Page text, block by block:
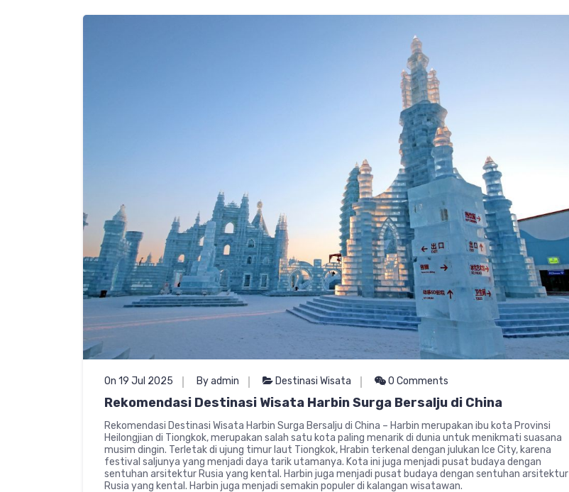
On 19 Jul 2025 By admin Destinasi Wisata 0 Comments
Rekomendasi Destinasi Wisata Harbin Surga Bersalju di China
Rekomendasi Destinasi Wisata Harbin Surga Bersalju di China – Harbin merupakan ibu kota Provinsi
Heilongjian di Tiongkok, merupakan salah satu kota paling menarik di dunia untuk menikmati suasana
musim dingin. Terletak di ujung timur laut Tiongkok, Hrabin terkenal dengan julukan Ice City, karena
festival saljunya yang menjadi daya tarik utamanya. Kota ini juga menjadi pusat budaya dengan
sentuhan arsitektur Rusia yang kental. Harbin juga menjadi pusat budaya dengan sentuhan arsitektur
Rusia yang kental. Harbin juga menjadi semakin populer di kalangan wisatawan.